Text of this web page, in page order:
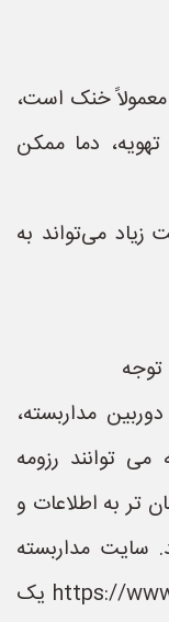
معمولاً خنک است،
دما ممکن
می‌تواند به
توجه
مداربسته،
می توانند رزومه
تر به اطلاعات و
سایت مداربسته
یاب به نشانی https://www.MadarbasteYab.ir یک